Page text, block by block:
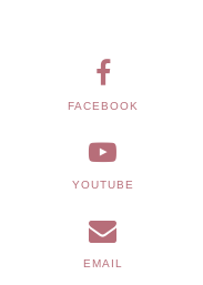
FACEBOOK
YOUTUBE
EMAIL